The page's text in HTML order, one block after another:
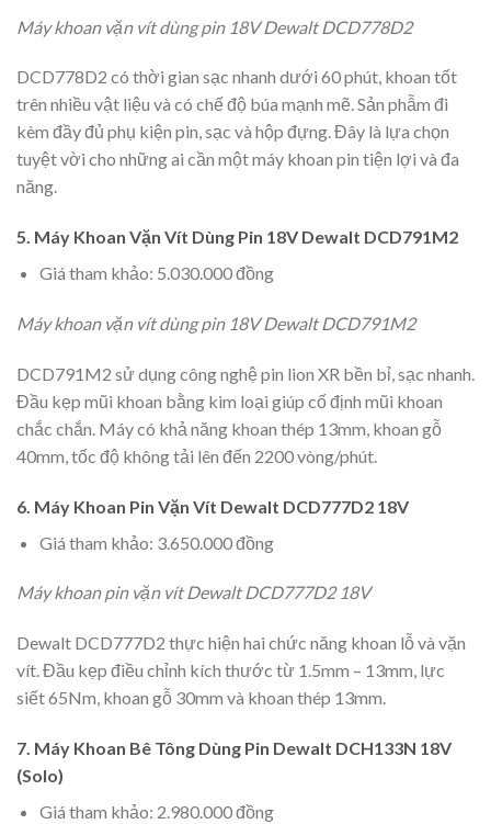
Máy khoan vặn vít dùng pin 18V Dewalt DCD778D2
DCD778D2 có thời gian sạc nhanh dưới 60 phút, khoan tốt
trên nhiều vật liệu và có chế độ búa mạnh mẽ. Sản phẫm đi
kèm đầy đủ phụ kiện pin, sạc và hộp đựng. Đây là lựa chọn
tuyệt vời cho những ai cần một máy khoan pin tiện lợi và đa
năng.
5. Máy Khoan Vặn Vít Dùng Pin 18V Dewalt DCD791M2
Giá tham khảo: 5.030.000 đồng
Máy khoan vặn vít dùng pin 18V Dewalt DCD791M2
DCD791M2 sử dụng công nghệ pin lion XR bền bỉ, sạc nhanh.
Đầu kẹp mũi khoan bằng kim loại giúp cố định mũi khoan
chắc chắn. Máy có khả năng khoan thép 13mm, khoan gỗ
40mm, tốc độ không tải lên đến 2200 vòng/phút.
6. Máy Khoan Pin Vặn Vít Dewalt DCD777D2 18V
Giá tham khảo: 3.650.000 đồng
Máy khoan pin vặn vít Dewalt DCD777D2 18V
Dewalt DCD777D2 thực hiện hai chức năng khoan lỗ và vặn
vít. Đầu kẹp điều chỉnh kích thước từ 1.5mm – 13mm, lực
siết 65Nm, khoan gỗ 30mm và khoan thép 13mm.
7. Máy Khoan Bê Tông Dùng Pin Dewalt DCH133N 18V
(Solo)
Giá tham khảo: 2.980.000 đồng